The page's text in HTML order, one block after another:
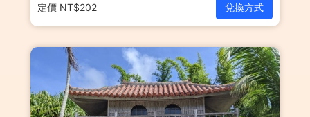
定價 NT$202 兌換方式